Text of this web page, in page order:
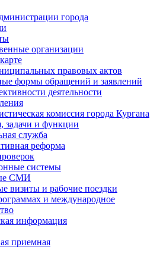
города
организации
правовых актов
формы обращений и заявлений
деятельности
комиссия города Кургана
задачи и функции
служба
реформа
системы
СМИ
визиты и рабочие поездки
и международное
информация
приемная